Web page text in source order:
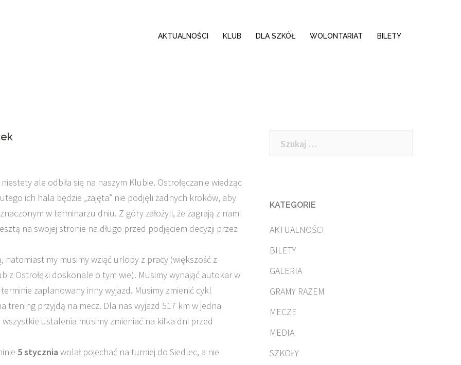
AKTUALNOŚCI KLUB DLA SZKÓŁ WOLONTARIAT BILETY
ale odbiła się na naszym Klubie. Ostrołęczanie wiedząc
ich hala będzie „zajęta” nie podjęli żadnych kroków, aby
w terminarzu dniu. Z góry założyli, że zagrają z nami
na swojej stronie na długo przed podjęciem decyzji przez
natomiast my musimy wziąć urlopy z pracy (większość z
z Ostrołęki doskonale o tym wie). Musimy wynająć autokar w
zaplanowany inny wyjazd. Musimy zmienić cykl
przyjdą na mecz. Dla nas wyjazd 517 km w jedna
ustalenia musimy zmieniać na kilka dni przed
5 stycznia wolał pojechać na turniej do Siedlec, a nie
Szukaj:
KATEGORIE
AKTUALNOŚCI
BILETY
GALERIA
GRAMY RAZEM
MECZE
MEDIA
SZKOŁY